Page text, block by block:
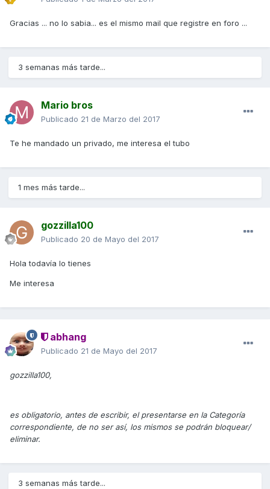
Gracias ... no lo sabia... es el mismo mail que registre en foro ...
3 semanas más tarde...
Mario bros
Publicado 21 de Marzo del 2017
Te he mandado un privado, me interesa el tubo
1 mes más tarde...
gozzilla100
Publicado 20 de Mayo del 2017
Hola todavía lo tienes
Me interesa
abhang
Publicado 21 de Mayo del 2017
gozzilla100,
es obligatorio, antes de escribir, el presentarse en la Categoría
correspondiente, de no ser así, los mismos se podrán bloquear/
eliminar.
3 semanas más tarde...